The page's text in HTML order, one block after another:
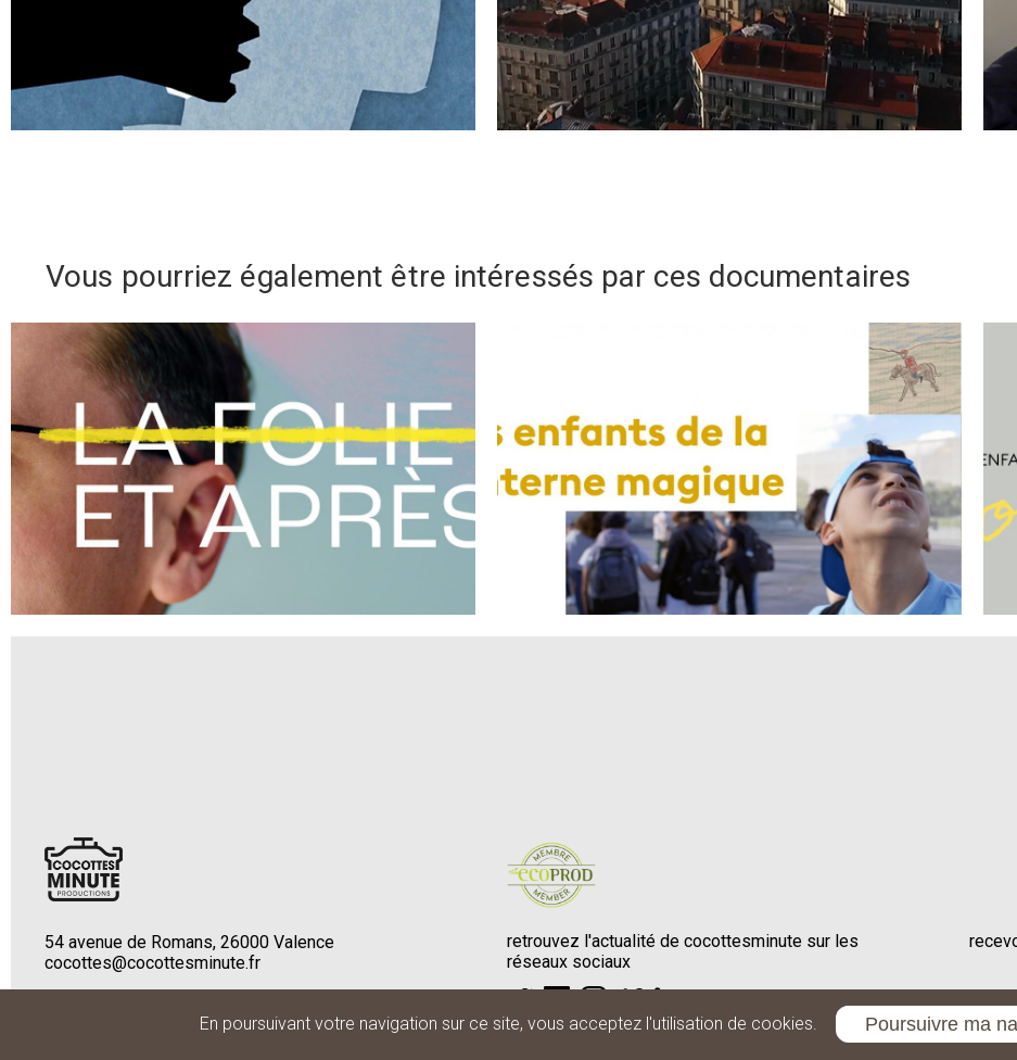
Vous pourriez également être intéressés par ces documentaires
54 avenue de Romans, 26000 Valence
cocottes@cocottesminute.fr
retrouvez l'actualité de cocottesminute sur les
réseaux sociaux
En poursuivant votre navigation sur ce site, vous acceptez l'utilisation de cookies. Poursuivre ma